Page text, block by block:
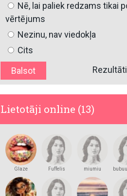
Nē, lai paliek redzams tikai
vērtējums
Nezinu, nav viedokļa
Cits
Rezultāti
Lietotāji online (13)
Glaze Fuffelis miumiu